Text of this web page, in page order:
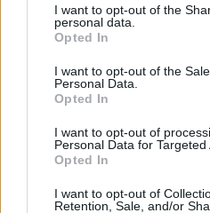
I want to opt-out of the
personal data.
Opted In
I want to opt-out of the
Personal Data.
Opted In
I want to opt-out of
Personal Data for Targeted
Opted In
I want to opt-out of
Retention, Sale, and/or
Quanto ti manca
Sì, mi hai chiamato col
Innamorata di un altro
Esta es la historia de un
Ci stavo male per te e
Tanto lo sai che io